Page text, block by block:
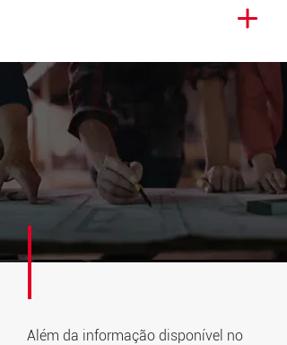
Além da informação disponível no